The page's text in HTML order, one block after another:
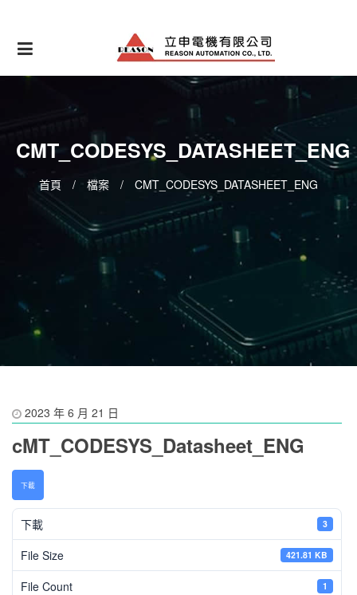
content
CMT_CODESYS_DATASHEET_ENG
首頁 / 檔案 / CMT_CODESYS_DATASHEET_ENG
2023 年 6 月 21 日
cMT_CODESYS_Datasheet_ENG
下載
下載 3
File Size 421.81 KB
File Count 1